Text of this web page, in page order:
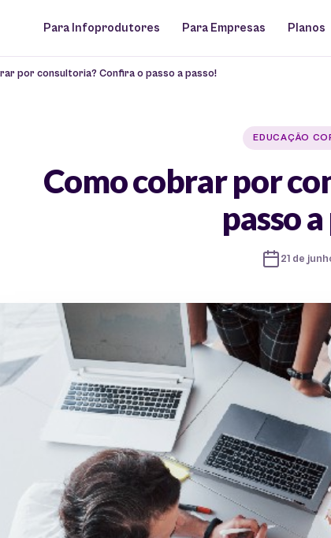
Para Infoprodutores Para Empresas Planos
por consultoria? Confira o passo a passo!
EDUCAÇÃO
Como cobrar por
passo
21 de